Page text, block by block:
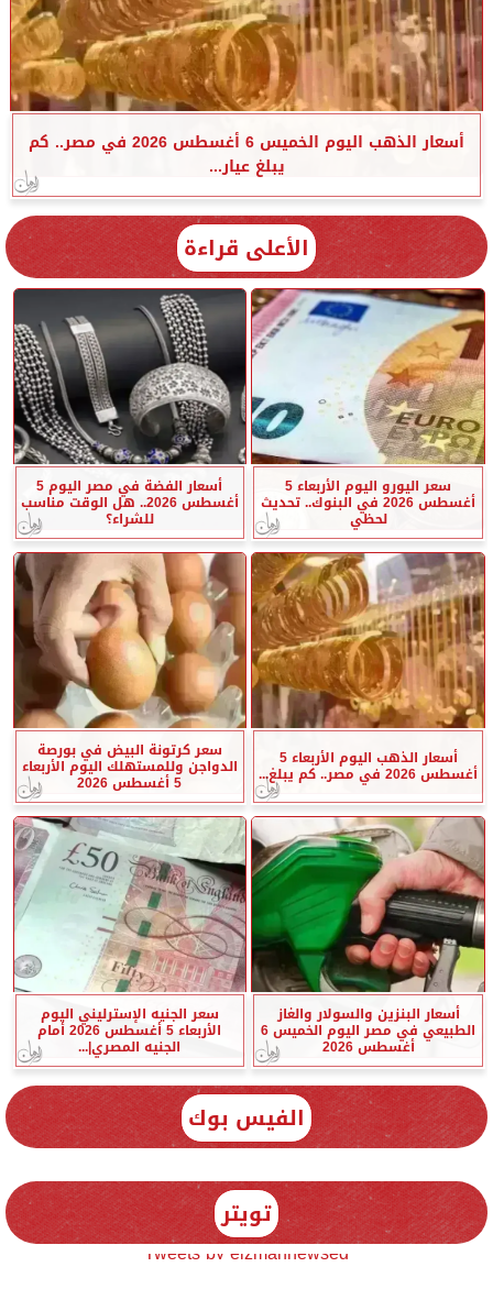
أسعار الذهب اليوم الخميس 6 أغسطس 2026 في مصر.. كم
يبلغ عيار...
الأعلى قراءة
سعر اليورو اليوم الأربعاء 5
أغسطس 2026 في البنوك.. تحديث
لحظي
أسعار الفضة في مصر اليوم 5
أغسطس 2026.. هل الوقت مناسب
للشراء؟
أسعار الذهب اليوم الأربعاء 5
أغسطس 2026 في مصر.. كم يبلغ...
سعر كرتونة البيض في بورصة
الدواجن وللمستهلك اليوم الأربعاء
5 أغسطس 2026
أسعار البنزين والسولار والغاز
الطبيعي في مصر اليوم الخميس 6
أغسطس 2026
سعر الجنيه الإسترليني اليوم
الأربعاء 5 أغسطس 2026 أمام
الجنيه المصري|...
الفيس بوك
تويتر
Tweets by elzmannewseg